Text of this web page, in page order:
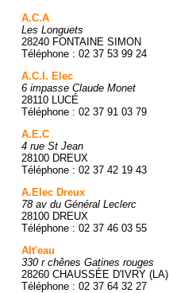
A.C.A
Les Longuets
28240 FONTAINE SIMON
Téléphone : 02 37 53 99 24
A.C.I. Elec
6 impasse Claude Monet
28110 LUCÉ
Téléphone : 02 37 91 03 79
A.E.C
4 rue St Jean
28100 DREUX
Téléphone : 02 37 42 19 43
A.Elec Dreux
78 av du Général Leclerc
28100 DREUX
Téléphone : 02 37 46 03 55
Alt'eau
330 r chênes Gatines rouges
28260 CHAUSSÉE D'IVRY (LA)
Téléphone : 02 37 64 32 27